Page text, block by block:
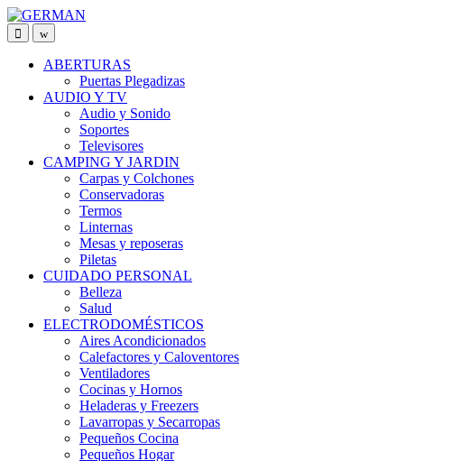
Skip
to
navigation
Skip
to
content
ABERTURAS
Puertas Plegadizas
AUDIO Y TV
Audio y Sonido
Soportes
Televisores
CAMPING Y JARDIN
Carpas y Colchones
Conservadoras
Termos
Linternas
Mesas y reposeras
Piletas
CUIDADO PERSONAL
Belleza
Salud
ELECTRODOMÉSTICOS
Aires Acondicionados
Calefactores y Caloventores
Ventiladores
Cocinas y Hornos
Heladeras y Freezers
Lavarropas y Secarropas
Pequeños Cocina
Pequeños Hogar